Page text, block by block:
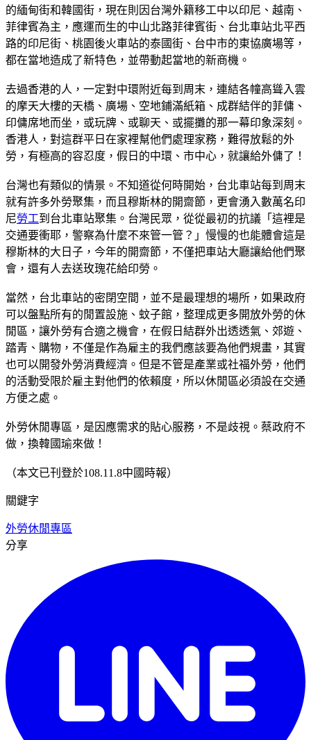
的緬甸街和韓國街，現在則因台灣外籍移工中以印尼、越南、
菲律賓為主，應運而生的中山北路菲律賓街、台北車站北平西
路的印尼街、桃園後火車站的泰國街、台中市的東協廣場等，
都在當地造成了新特色，並帶動起當地的新商機。
去過香港的人，一定對中環附近每到周末，連結各幢高聳入雲
的摩天大樓的天橋、廣場、空地鋪滿紙箱、成群結伴的菲傭、
印傭席地而坐，或玩牌、或聊天、或擺攤的那一幕印象深刻。
香港人，對這群平日在家裡幫他們處理家務，難得放鬆的外
勞，有極高的容忍度，假日的中環、市中心，就讓給外傭了！
台灣也有類似的情景。不知道從何時開始，台北車站每到周末
就有許多外勞聚集，而且穆斯林的開齋節，更會湧入數萬名印
尼勞工到台北車站聚集。台灣民眾，從從最初的抗議「這裡是
交通要衝耶，警察為什麼不來管一管？」慢慢的也能體會這是
穆斯林的大日子，今年的開齋節，不僅把車站大廳讓給他們聚
會，還有人去送玫瑰花給印勞。
當然，台北車站的密閉空間，並不是最理想的場所，如果政府
可以盤點所有的閒置設施、蚊子館，整理成更多開放外勞的休
閒區，讓外勞有合適之機會，在假日結群外出透透氣、郊遊、
踏青、購物，不僅是作為雇主的我們應該要為他們規畫，其實
也可以開發外勞消費經濟。但是不管是產業或社福外勞，他們
的活動受限於雇主對他們的依賴度，所以休閒區必須設在交通
方便之處。
外勞休閒專區，是因應需求的貼心服務，不是歧視。蔡政府不
做，換韓國瑜來做！
（本文已刊登於108.11.8中國時報）
關鍵字
外勞休閒專區
分享